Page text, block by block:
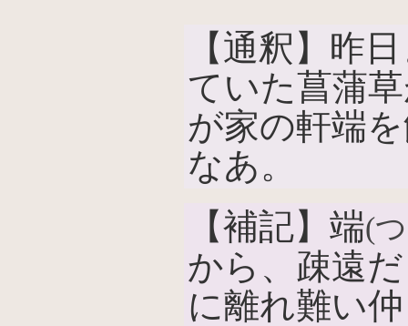
【通釈】昨
ていた菖蒲
が家の軒端
なあ。
【補記】端(
から、疎遠
に離れ難い